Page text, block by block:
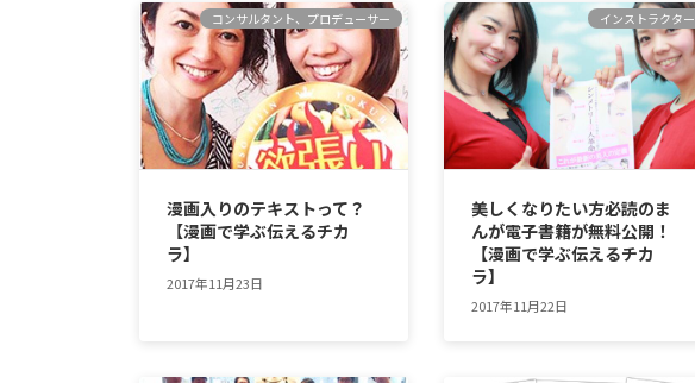
コンサルタント、プロデューサー
漫画入りのテキストって？
【漫画で学ぶ伝えるチカ
ラ】
2017年11月23日
インストラクター
美しくなりたい方必読のま
んが電子書籍が無料公開！
【漫画で学ぶ伝えるチカ
ラ】
2017年11月22日